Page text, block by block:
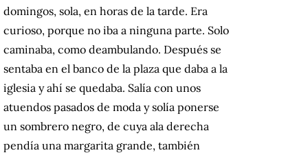
domingos, sola, en horas de la tarde. Era
curioso, porque no iba a ninguna parte. Solo
caminaba, como deambulando. Después se
sentaba en el banco de la plaza que daba a la
iglesia y ahí se quedaba. Salía con unos
atuendos pasados de moda y solía ponerse
un sombrero negro, de cuya ala derecha
pendía una margarita grande, también